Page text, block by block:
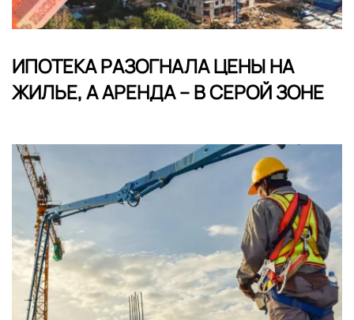
ИПОТЕКА РАЗОГНАЛА ЦЕНЫ НА
ЖИЛЬЕ, А АРЕНДА – В СЕРОЙ ЗОНЕ